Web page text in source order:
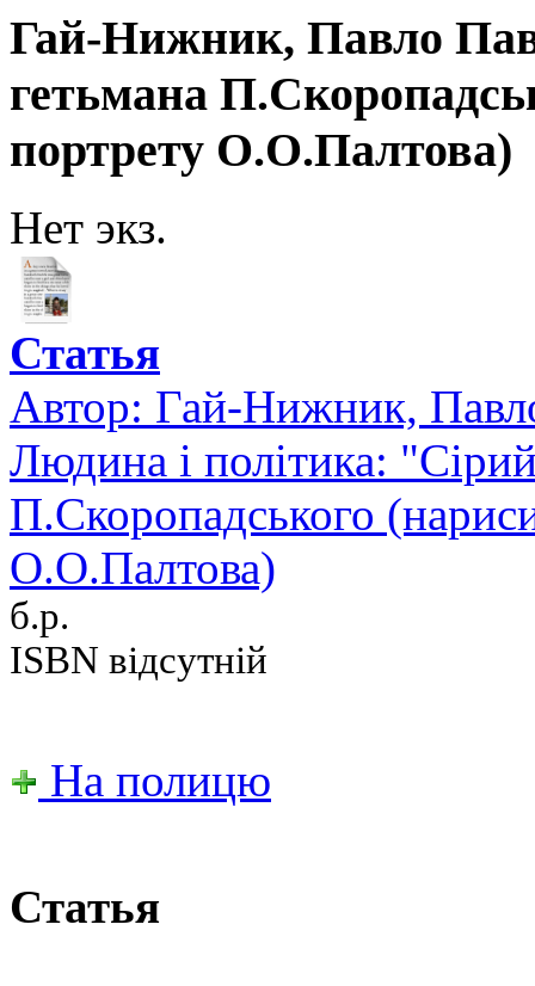
Гай-Нижник, Павло
гетьмана
портрету О.О.Палтова)
Нет экз.
Статья
Автор: Гай-Нижник,
Людина і політика:
П.Скоропадського
О.О.Палтова)
б.р.
ISBN відсутній
На полицю
Статья